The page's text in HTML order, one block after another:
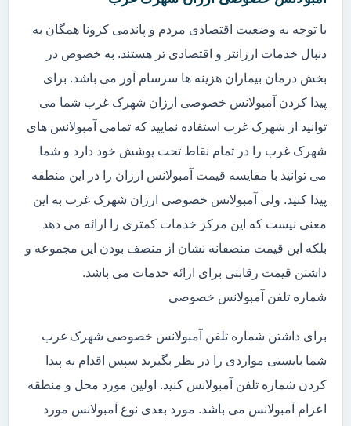
با توجه به وضعیت اقتصادی مردم و پاندمی کرونا همگان به
دنبال خدمات ارزانتر و اقتصادی تر هستند. به خصوص در
بخش درمان بیماران هزینه ها سرسام آور می باشد. برای
پیدا کردن آمبولانس خصوصی ارزان شهرک غرب شما می
توانید از شهرک غرب استفاده نمایید که تمامی آمبولانس های
شهرک غرب را در تمام نقاط تحت پوشش خود دارد و شما
می توانید با مقایسه قیمت آمبولانس ارزان را در این منطقه
پیدا کنید. ولی آمبولانس خصوصی ارزان شهرک غرب به این
معنی نیست که این مرکز خدمات کمتری را ارائه می دهد
بلکه این قیمت منصفانه نشان از منصف بودن این مجموعه و
داشتن قیمت رقابتی برای ارائه خدمات می باشد.
شماره تلفن آمبولانس خصوصی
برای داشتن شماره تلفن آمبولانس خصوصی شهرک غرب
شما بایستی مواردی را در نظر بگیرید سپس اقدام به پیدا
کردن شماره تلفن آمبولانس کنید. اولین مورد محل و منطقه
اعزام آمبولانس می باشد. مورد بعدی نوع آمبولانس مورد